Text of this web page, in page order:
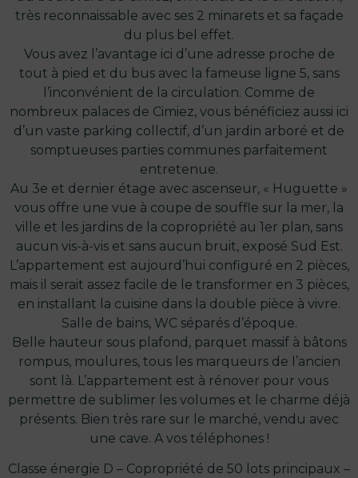
très reconnaissable avec ses 2 minarets et sa façade
du plus bel effet.
Vous avez l’avantage ici d’une adresse proche de
tout à pied et du bus avec la fameuse ligne 5, sans
l’inconvénient de la circulation. Comme de
nombreux palaces de Cimiez, vous bénéficiez aussi ici
d’un vaste parking collectif, d’un jardin arboré et de
somptueuses parties communes parfaitement
entretenue.
Au 3e et dernier étage avec ascenseur, « Huguette »
vous offre une vue à coupe de souffle sur la mer, la
ville et les jardins de la copropriété au 1er plan, sans
aucun vis-à-vis et sans aucun bruit, exposé Sud Est.
L’appartement est aujourd’hui configuré en 2 pièces,
mais il serait assez facile de le transformer en 3 pièces,
en installant la cuisine dans la double pièce à vivre.
Salle de bains, WC séparés d’époque.
Belle hauteur sous plafond, parquet massif à bâtons
rompus, moulures, tous les marqueurs de l’ancien
sont là. L’appartement est à rénover pour vous
permettre de sublimer les volumes et le charme déjà
présents. Bien très rare sur le marché, vendu avec
une cave. A vos téléphones !
Classe énergie D – Copropriété de 50 lots principaux –